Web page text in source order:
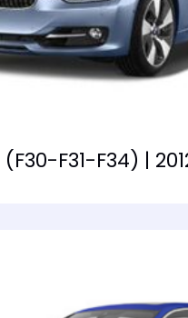
(F30-F31-F34) |